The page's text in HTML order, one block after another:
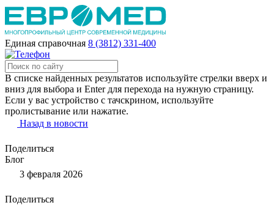
Единая справочная 8 (3812) 331-400
В списке найденных результатов используйте стрелки вверх и
вниз для выбора и Enter для перехода на нужную страницу.
Если у вас устройство с тачскрином, используйте
пролистывание или нажатие.
Назад в новости
Поделиться
Блог
3 февраля 2026
Поделиться